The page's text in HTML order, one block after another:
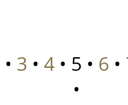
• 3 • 4• 5 • 6 •
•